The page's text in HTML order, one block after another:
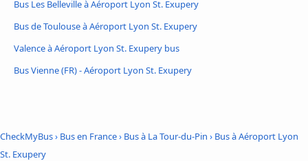
Bus Les Belleville à Aéroport Lyon St. Exupery
Bus de Toulouse à Aéroport Lyon St. Exupery
Valence à Aéroport Lyon St. Exupery bus
Bus Vienne (FR) - Aéroport Lyon St. Exupery
CheckMyBus› Bus en France› Bus à La Tour-du-Pin › Bus à Aéroport Lyon
St. Exupery